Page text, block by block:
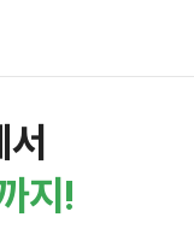
지!